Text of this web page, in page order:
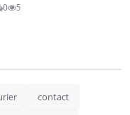
0 5
contact